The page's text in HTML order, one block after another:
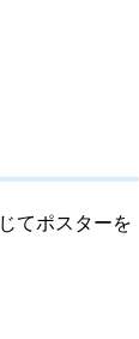
てポスターを